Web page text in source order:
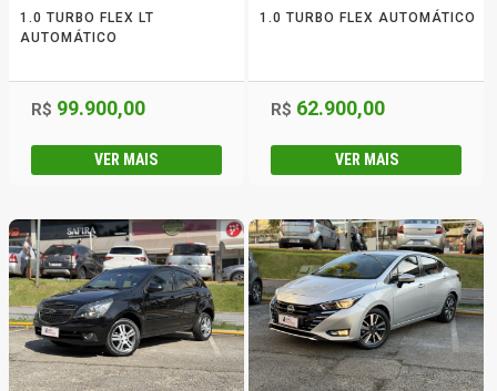
1.0 TURBO FLEX LT
AUTOMÁTICO
R$ 99.900,00
VER MAIS
1.0 TURBO FLEX AUTOMÁTICO
R$ 62.900,00
VER MAIS